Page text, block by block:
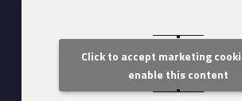
Szent Margit
Click to accept marketing
enable this content